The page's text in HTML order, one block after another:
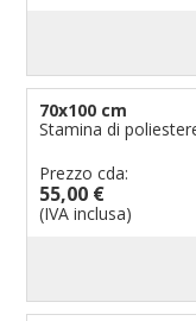
70x100 cm
Stamina di
Prezzo cda:
55,00 €
(IVA inclusa)